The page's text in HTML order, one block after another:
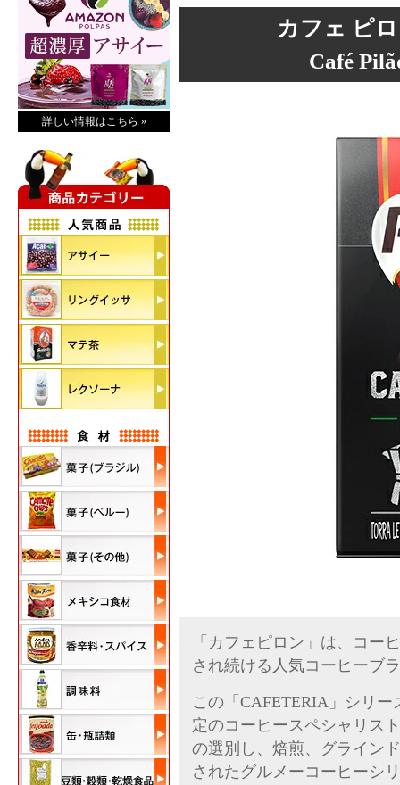
詳しい情報はこちら »
カフェ ピ
Café
「カフェピロン」は、コー
され続ける人気コーヒーブ
この「CAFETERIA」シリ
定のコーヒースペシャリス
の選別し、焙煎、グライン
されたグルメーコーヒーシ